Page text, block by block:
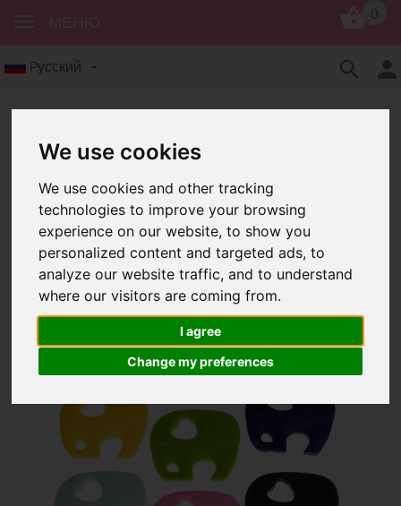
We use cookies
We use cookies and other tracking
technologies to improve your browsing
experience on our website, to show you
personalized content and targeted ads, to
analyze our website traffic, and to understand
where our visitors are coming from.
I agree
Change my preferences
Pусский
Силиконовые изделия
Прорезыватель
Силиконовые Прорезыватель «Слон»
Силиконовые
Прорезыватель «Слон»